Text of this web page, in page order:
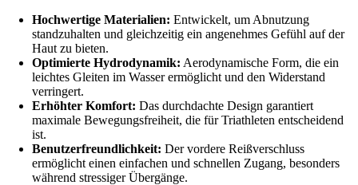
Hochwertige Materialien: Entwickelt, um Abnutzung
standzuhalten und gleichzeitig ein angenehmes Gefühl auf der
Haut zu bieten.
Optimierte Hydrodynamik: Aerodynamische Form, die ein
leichtes Gleiten im Wasser ermöglicht und den Widerstand
verringert.
Erhöhter Komfort: Das durchdachte Design garantiert
maximale Bewegungsfreiheit, die für Triathleten entscheidend
ist.
Benutzerfreundlichkeit: Der vordere Reißverschluss
ermöglicht einen einfachen und schnellen Zugang, besonders
während stressiger Übergänge.